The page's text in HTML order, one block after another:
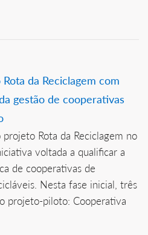
da Reciclagem com
gestão de cooperativas
Rota da Reciclagem no
voltada a qualificar a
de cooperativas de
Nesta fase inicial, três
projeto-piloto: Cooperativa